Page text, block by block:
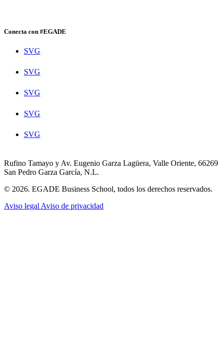
Conecta con #EGADE
SVG
SVG
SVG
SVG
SVG
Rufino Tamayo y Av. Eugenio Garza Lagüera, Valle Oriente, 66269
San Pedro Garza García, N.L.
© 2026. EGADE Business School, todos los derechos reservados.
Aviso legalAviso de privacidad